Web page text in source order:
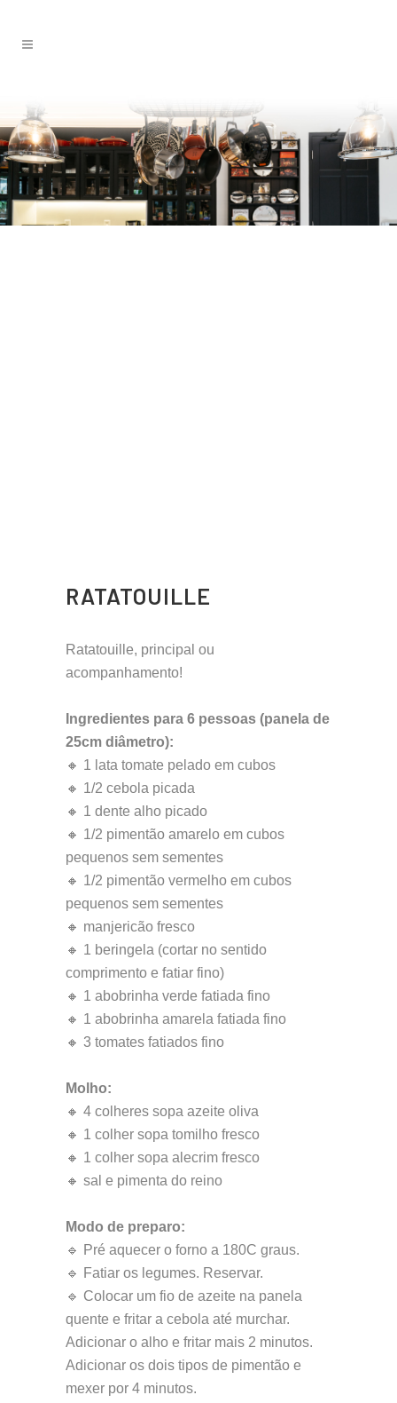
RATATOUILLE
Ratatouille, principal ou
acompanhamento!
Ingredientes para 6 pessoas (panela de
25cm diâmetro):
🔸 1 lata tomate pelado em cubos
🔸 1/2 cebola picada
🔸 1 dente alho picado
🔸 1/2 pimentão amarelo em cubos
pequenos sem sementes
🔸 1/2 pimentão vermelho em cubos
pequenos sem sementes
🔸 manjericão fresco
🔸 1 beringela (cortar no sentido
comprimento e fatiar fino)
🔸 1 abobrinha verde fatiada fino
🔸 1 abobrinha amarela fatiada fino
🔸 3 tomates fatiados fino
Molho:
🔸 4 colheres sopa azeite oliva
🔸 1 colher sopa tomilho fresco
🔸 1 colher sopa alecrim fresco
🔸 sal e pimenta do reino
Modo de preparo:
🔹 Pré aquecer o forno a 180C graus.
🔹 Fatiar os legumes. Reservar.
🔹 Colocar um fio de azeite na panela
quente e fritar a cebola até murchar.
Adicionar o alho e fritar mais 2 minutos.
Adicionar os dois tipos de pimentão e
mexer por 4 minutos.